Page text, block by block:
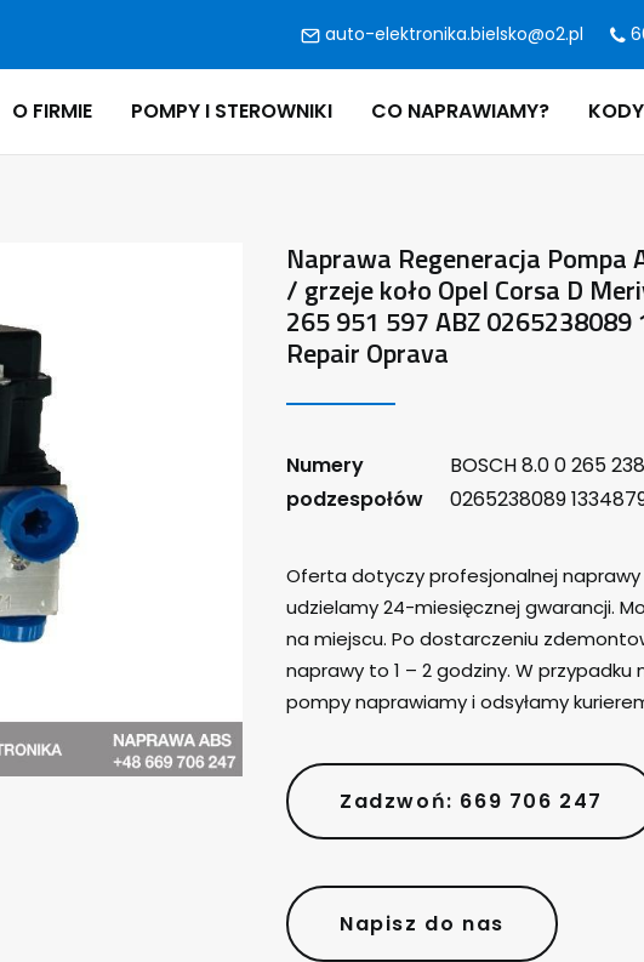
auto-elektronika.bielsko@o2.pl
O FIRMIE POMPY I STEROWNIKI CO NAPRAWIAMY?
Naprawa Regeneracja Pompa
/ grzeje koło Opel Corsa D
265 951 597 ABZ
Repair Oprava
Numery
podzespołów
BOSCH 8.0 0 265
0265238089
Oferta dotyczy profesjonalnej naprawy
udzielamy 24-miesięcznej gwarancji.
na miejscu. Po dostarczeniu
naprawy to 1 – 2 godziny. W
pompy naprawiamy i odsyłamy
Zadzwoń: 669 706 247
Napisz do nas